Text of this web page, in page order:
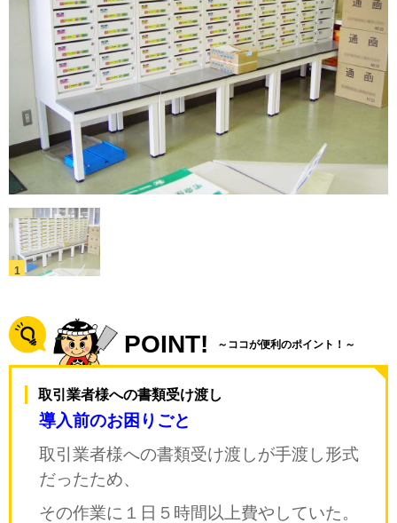
POINT! ～ココが便利のポイント！～
取引業者様への書類受け渡し
導入前のお困りごと
取引業者様への書類受け渡しが手渡し形式
だったため、
その作業に１日５時間以上費やしていた。